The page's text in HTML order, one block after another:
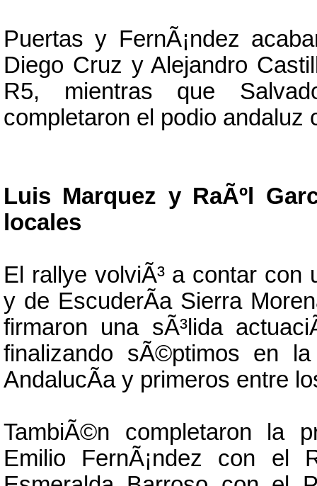
Puertas y FernÃ¡ndez
Diego Cruz y Alejandro
R5, mientras que
completaron el podio andaluz
Luis Marquez y RaÃºl
locales
El rallye volviÃ³ a contar con
y de EscuderÃ­a Sierra
firmaron una sÃ³lida
finalizando sÃ©ptimos en
AndalucÃ­a y primeros entre
TambiÃ©n completaron la
Emilio FernÃ¡ndez con el